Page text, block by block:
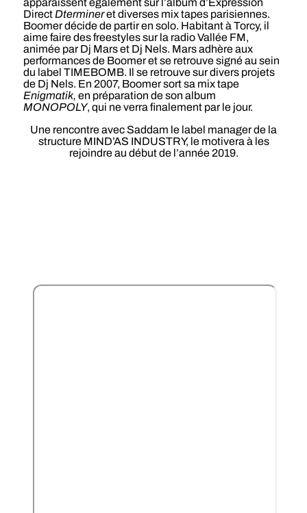
apparaissent également sur l’album d’Expression
DirectDtermineret diverses mix tapes parisiennes.
Boomer décide de partir en solo. Habitant à Torcy, il
aime faire des freestyles sur la radio Vallée FM,
animée par Dj Mars et Dj Nels. Mars adhère aux
performances de Boomer et se retrouve signé au sein
du label TIMEBOMB. Il se retrouve sur divers projets
de Dj Nels. En 2007, Boomer sort sa mix tape
Enigmatik, en préparation de son album
MONOPOLY, qui ne verra finalement par le jour.
Une rencontre avec Saddam le label manager de la
structure MIND’AS INDUSTRY, le motivera à les
rejoindre au début de l’année 2019.